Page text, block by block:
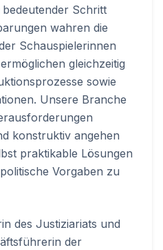
Schritt
wahren die
Schauspielerinnen
gleichzeitig
sowie
Unsere Branche
konstruktiv angehen
praktikable Lösungen
Vorgaben zu
des Justiziariats und
der